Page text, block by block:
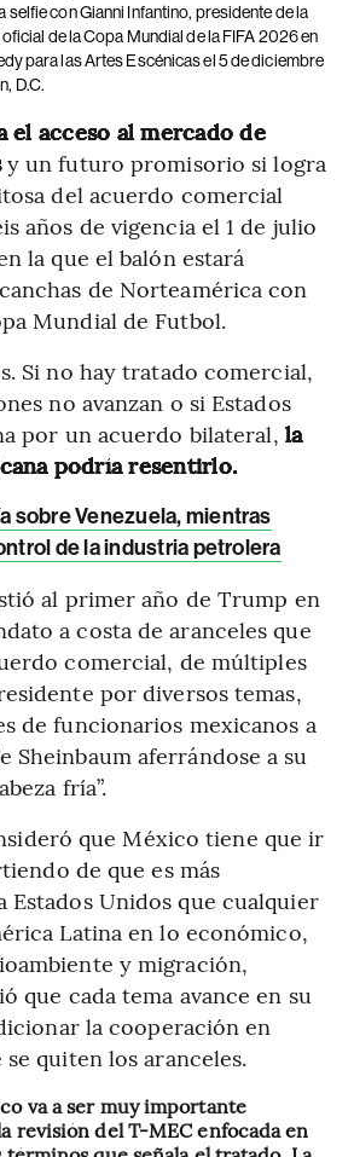
selfie con Gianni Infantino, presidente de la
de la Copa Mundial de la FIFA 2026 en
para las Artes Escénicas el 5 de diciembre
D.C.
el acceso al mercado de
y un futuro promisorio si logra
del acuerdo comercial
años de vigencia el 1 de julio
la que el balón estará
de Norteamérica con
Mundial de Futbol.
Si no hay tratado comercial,
no avanzan o si Estados
por un acuerdo bilateral, la
podría resentirlo.
sobre Venezuela, mientras
de la industria petrolera
al primer año de Trump en
a costa de aranceles que
comercial, de múltiples
por diversos temas,
de funcionarios mexicanos a
Sheinbaum aferrándose a su
fría”.
que México tiene que ir
de que es más
Estados Unidos que cualquier
Latina en lo económico,
y migración,
que cada tema avance en su
la cooperación en
quiten los aranceles.
va a ser muy importante
revisión del T-MEC enfocada en